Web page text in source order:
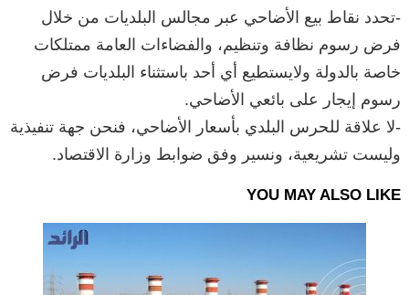
-تحدد نقاط بيع الأضاحي عبر مجالس البلديات من خلال
فرض رسوم نظافة وتنظيم، والفضاءات العامة ممتلكات
خاصة بالدولة ولايستطيع أي أحد باستثناء البلديات فرض
رسوم إيجار على بائعي الأضاحي.
-لا علاقة للحرس البلدي بأسعار الأضاحي، فنحن جهة تنفيذية
وليست تشريعية، ونسير وفق ضوابط وزارة الاقتصاد.
YOU MAY ALSO LIKE